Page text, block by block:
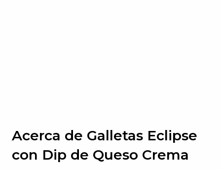
Acerca de Galletas Eclipse
con Dip de Queso Crema